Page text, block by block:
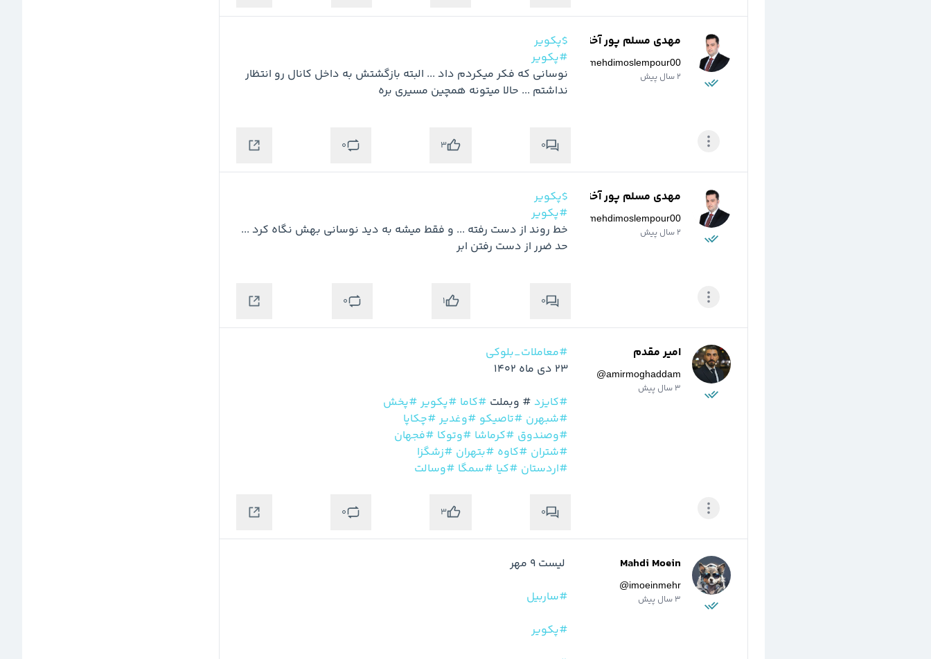
مهدی مسلم پور آخته خانه
mehdimoslempour00
2 سال پیش
$پکویر
#پکویر
نداشتم ... حالا میتونه همچین مسیری بره
0
3
0
مهدی مسلم پور آخته خانه
mehdimoslempour00
2 سال پیش
$پکویر
#پکویر
حد ضرر از دست رفتن ابر
0
1
0
امیر مقدم
@amirmoghaddam
3 سال پیش
#معاملات_بلوکی
#کایزد # وبملت #کاما #پکویر #پخش
#شبهرن #تاصیکو #وغدیر #چکاپا
#وصندوق #کرماشا #وتوکا #فجهان
#شتران #کاوه #بتهران #زشگزا
#اردستان #کیا #سمگا #وسالت
0
3
0
Mahdi Moein
@imoeinmehr
3 سال پیش
#ساربیل
#پکویر